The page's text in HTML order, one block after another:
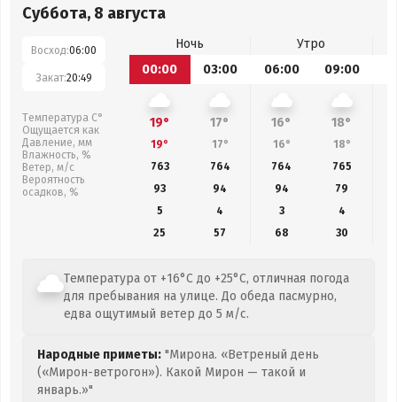
Суббота, 8 августа
Восход:06:00
Закат:20:49
Температура С°
Ощущается как
Давление, мм
Влажность, %
Ветер, м/с
Вероятность
осадков, %
Ночь
Утро
00:00
03:00 06:00 09:00
19° 17° 16° 18°
19° 17° 16° 18°
763
764 764 765
93
94 94 79
5
4 3
4
25
57 68 30
Температура от +16°C до +25°C, отличная погода
для пребывания на улице. До обеда пасмурно,
едва ощутимый ветер до 5 м/с.
Народные приметы: "Мирона. «Ветреный день
(«Мирон-ветрогон»). Какой Мирон — такой и
январь.»"